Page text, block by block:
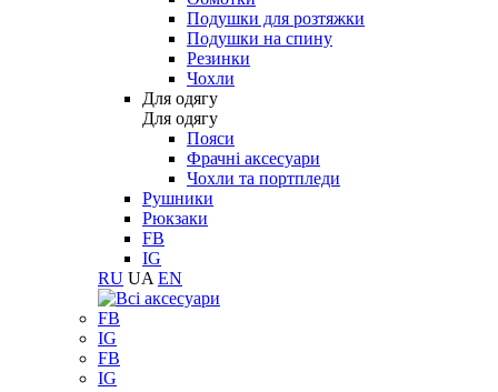
Подушки для розтяжки
Подушки на спину
Резинки
Чохли
Для одягу
Для одягу
Пояси
Фрачні аксесуари
Чохли та портпледи
Рушники
Рюкзаки
FB
IG
RU UA EN
FB
IG
FB
IG